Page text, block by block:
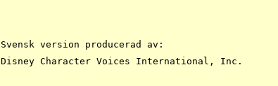
Svensk version producerad av:
Disney Character Voices International, Inc.